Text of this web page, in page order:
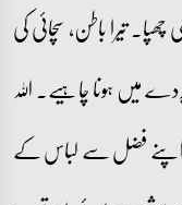
تیرا باطن، سچائی کی
ہونا چاہیے۔ اللہ
فضل سے لباس کے